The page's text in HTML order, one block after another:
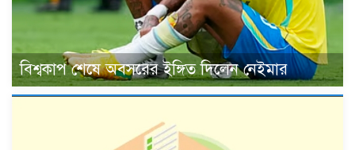
বিশ্বকাপ শেষে অবসরের ইঙ্গিত দিলেন নেইমার